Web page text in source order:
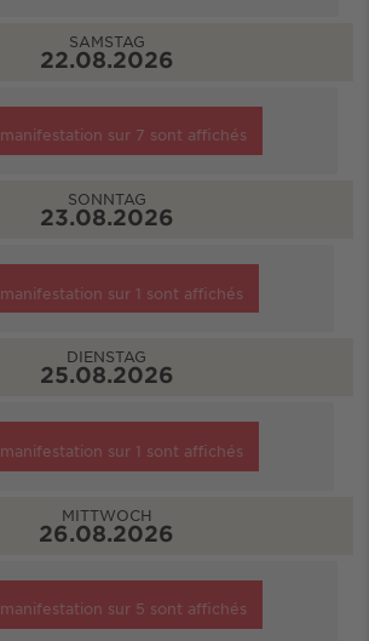
SAMSTAG
22.08.2026
manifestation sur 7 sont affichés
SONNTAG
23.08.2026
manifestation sur 1 sont affichés
DIENSTAG
25.08.2026
manifestation sur 1 sont affichés
MITTWOCH
26.08.2026
manifestation sur 5 sont affichés